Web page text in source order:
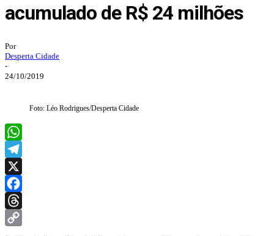
acumulado de R$ 24 milhões
Por
Desperta Cidade
-
24/10/2019
Foto: Léo Rodrigues/Desperta Cidade
WhatsApp
Telegram
X
Facebook
Threads